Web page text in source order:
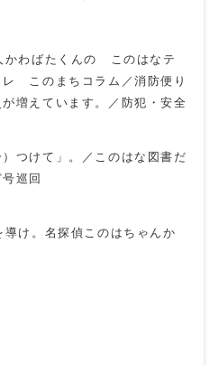
わばたくんの このはなテ
レ このまちコラム／消防便り
増えています。／防犯・安全
つけて」。／このはな図書だ
巡回
け。名探偵このはちゃんか